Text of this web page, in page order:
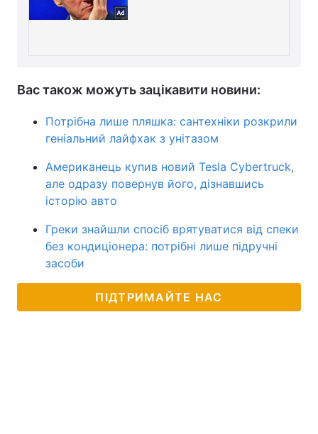
Вас також можуть зацікавити новини:
Потрібна лише пляшка: сантехніки розкрили
геніальний лайфхак з унітазом
Американець купив новий Tesla Cybertruck,
але одразу повернув його, дізнавшись
історію авто
Греки знайшли спосіб врятуватися від спеки
без кондиціонера: потрібні лише підручні
засоби
ПІДТРИМАЙТЕ НАС